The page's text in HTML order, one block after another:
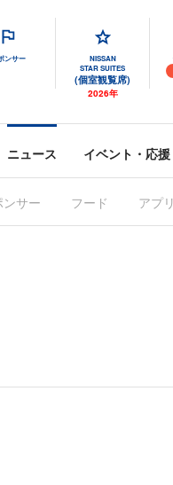
ンサー
NISSAN
STAR SUITES
(個室観覧席)
2026年
ニュース イベント・応援
ンサー フード アプリ